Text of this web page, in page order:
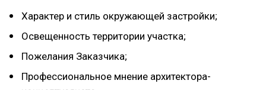
Характер и стиль окружающей застройки;
Освещенность территории участка;
Пожелания Заказчика;
Профессиональное мнение архитектора-